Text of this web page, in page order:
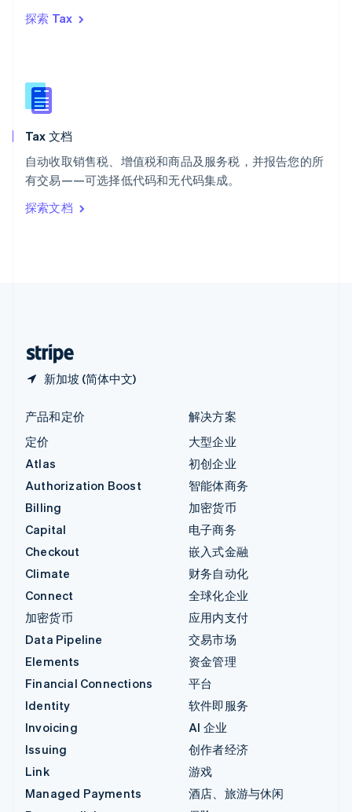
探索 Tax
Tax 文档
自动收取销售税、增值税和商品及服务税，并报告您的所
有交易——可选择低代码和无代码集成。
探索文档
新加坡 (简体中文)
English
English
新西兰
匈牙利
意大利
ItalianoEnglish
印度
English
产品和定价
定价
Atlas
Authorization Boost
Billing
Capital
Checkout
Climate
Connect
加密货币
Data Pipeline
Elements
Financial Connections
Identity
Invoicing
Issuing
Link
Managed Payments
解决方案
大型企业
初创企业
智能体商务
加密货币
电子商务
嵌入式金融
财务自动化
全球化企业
应用内支付
交易市场
资金管理
平台
软件即服务
AI 企业
创作者经济
游戏
酒店、旅游与休闲